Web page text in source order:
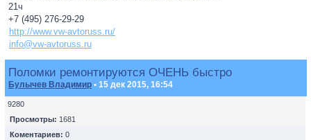
21ч
+7 (495) 276-29-29
http://www.vw-avtoruss.ru/
info@vw-avtoruss.ru
Поломки ремонтируются ОЧЕНЬ быстро
Булычев Владимир • 15 дек 2015, 16:54
9280
Просмотры: 1681
Коментариев: 0